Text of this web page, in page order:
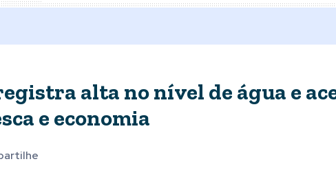
alta no nível de água e
e economia